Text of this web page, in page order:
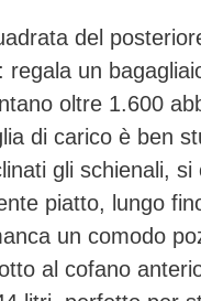
del
regala un
oltre 1.600
di carico è ben
gli schienali, si
piatto, lungo
un comodo
al cofano